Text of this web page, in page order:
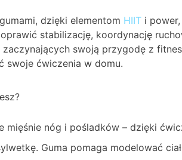
dzięki elementom HIIT i
stabilizację, koordynację
swoją przygodę z
swoje ćwiczenia w domu.
mięśnie nóg i pośladków – dzięki
Guma pomaga modelować